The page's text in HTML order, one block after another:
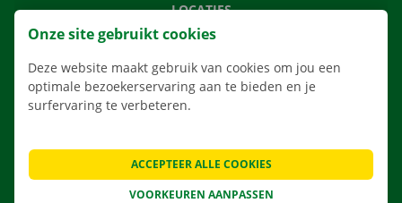
LOCATIES
APP
VERHUISOPLOSSINGEN
CONTACTEER ONS
VEELGESTELDE VRAGEN
Onze site gebruikt cookies
Deze website maakt gebruik van cookies om jou een
optimale bezoekerservaring aan te bieden en je
surfervaring te verbeteren.
VOORKEUREN AANPASSEN
ACCEPTEER ALLE COOKIES